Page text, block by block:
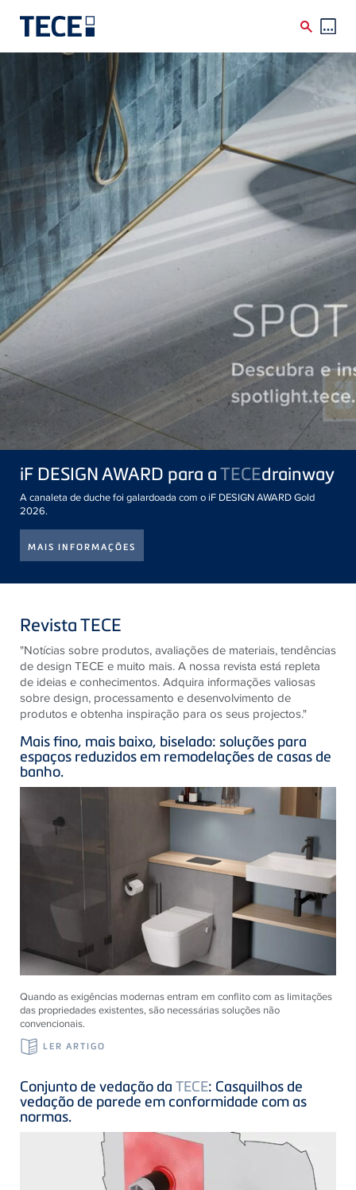
Skip to main content
iF DESIGN AWARD para aTECEdrainway
A canaleta de duche foi galardoada com o iF DESIGN AWARD Gold
2026.
MAIS INFORMAÇÕES
Revista TECE
"Notícias sobre produtos, avaliações de materiais, tendências
de designTECE e muito mais. A nossa revista está repleta
de ideias e conhecimentos. Adquira informações valiosas
sobre design, processamento e desenvolvimento de
produtos e obtenha inspiração para os seus projectos."
Quando as exigências modernas entram em conflito com as limitações
das propriedades existentes, são necessárias soluções não
convencionais.
LER ARTIGO
Mais fino, mais baixo, biselado: soluções para
espaços reduzidos em remodelações de casas de
banho.
Conjunto de vedação da TECE: Casquilhos de
vedação de parede em conformidade com as
normas.